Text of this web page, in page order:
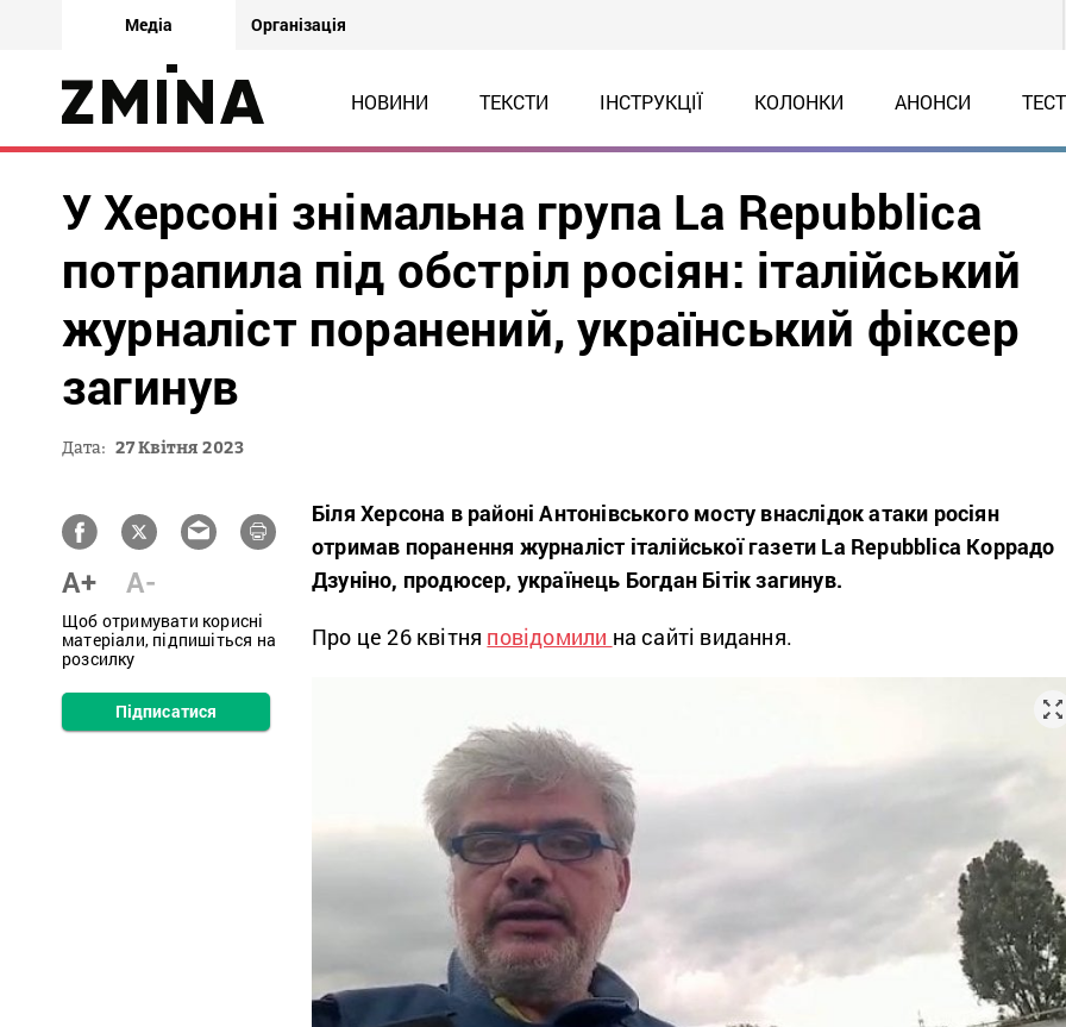
Медіа Організація
НОВИНИ ТЕКСТИ ІНСТРУКЦІЇ КОЛОНКИ АНОНСИ
У Херсоні знімальна група La Repubblica
потрапила під обстріл росіян: італійський
журналіст поранений, український фіксер
загинув
Дата: 27 Квітня 2023
A+ A-
Щоб отримувати корисні
матеріали, підпишіться на
розсилку
Підписатися
Біля Херсона в районі Антонівського мосту внаслідок атаки росіян
отримав поранення журналіст італійської газети La Repubblica Коррадо
Дзуніно, продюсер, українець Богдан Бітік загинув.
Про це 26 квітня повідомили на сайті видання.